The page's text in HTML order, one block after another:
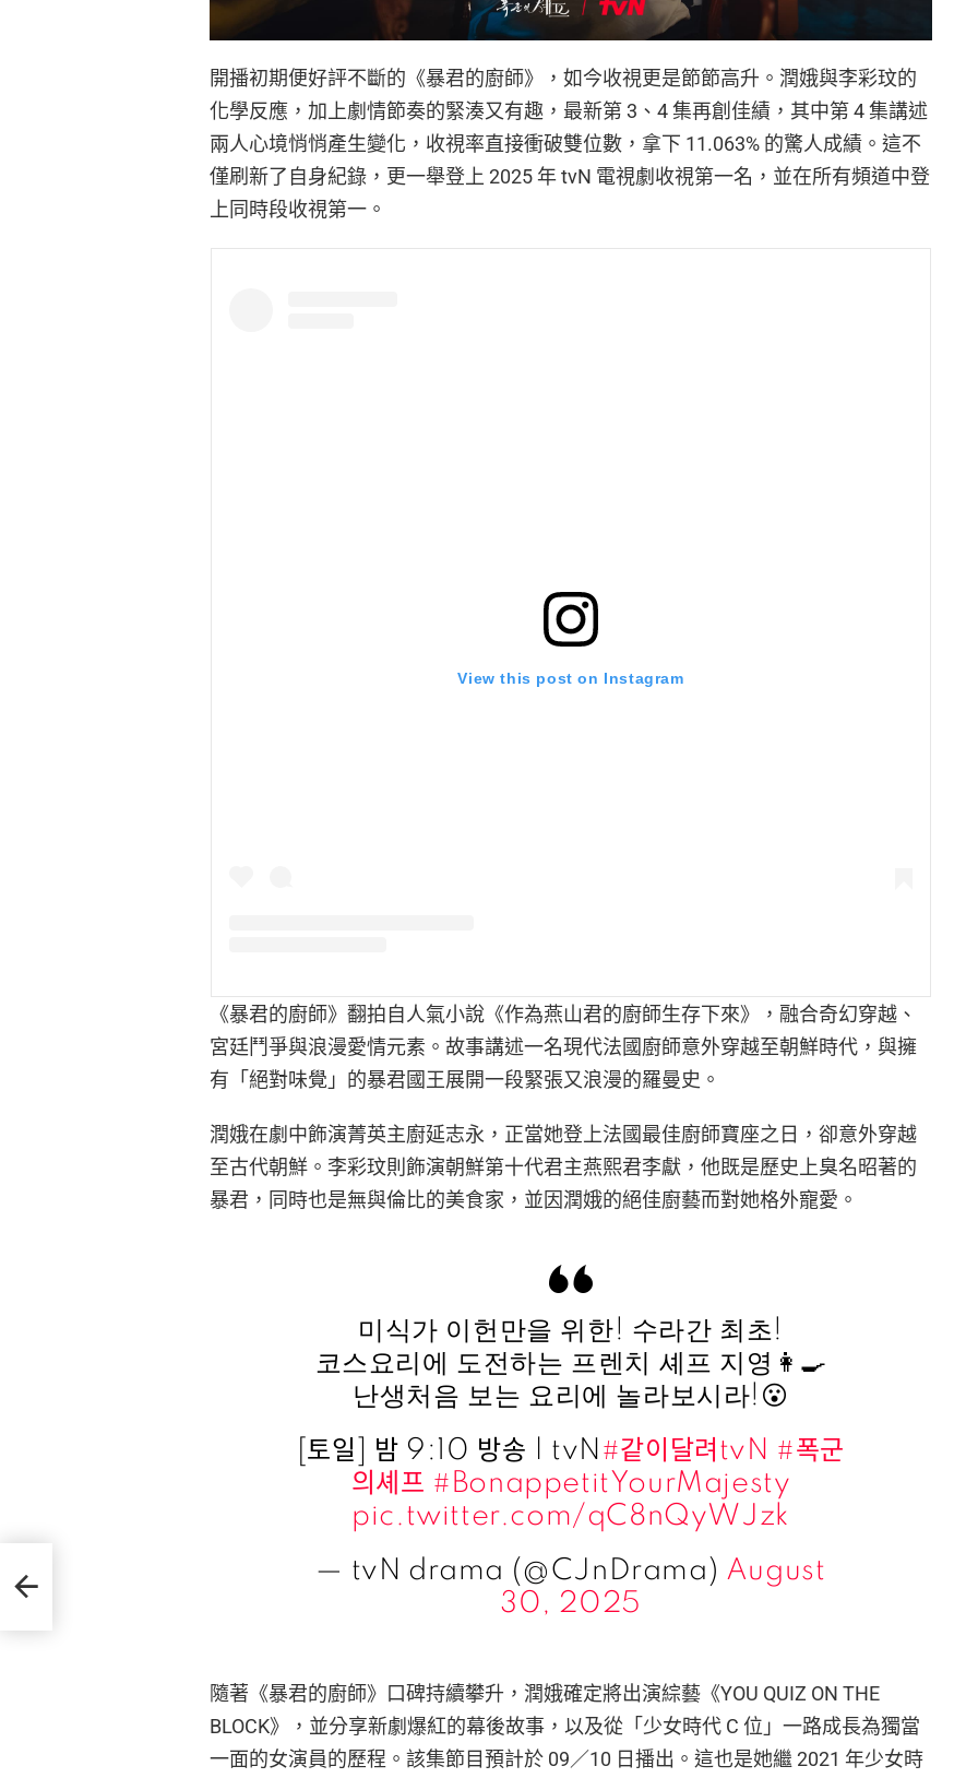
開播初期便好評不斷的《暴君的廚師》，如今收視更是節節高升。潤娥與李彩玟的
化學反應，加上劇情節奏的緊湊又有趣，最新第 3、4 集再創佳績，其中第 4 集講述
兩人心境悄悄產生變化，收視率直接衝破雙位數，拿下 11.063% 的驚人成績。這不
僅刷新了自身紀錄，更一舉登上 2025 年 tvN 電視劇收視第一名，並在所有頻道中登
上同時段收視第一。
View this post on Instagram
《暴君的廚師》翻拍自人氣小說《作為燕山君的廚師生存下來》，融合奇幻穿越、
宮廷鬥爭與浪漫愛情元素。故事講述一名現代法國廚師意外穿越至朝鮮時代，與擁
有「絕對味覺」的暴君國王展開一段緊張又浪漫的羅曼史。
潤娥在劇中飾演菁英主廚延志永，正當她登上法國最佳廚師寶座之日，卻意外穿越
至古代朝鮮。李彩玟則飾演朝鮮第十代君主燕熙君李獻，他既是歷史上臭名昭著的
暴君，同時也是無與倫比的美食家，並因潤娥的絕佳廚藝而對她格外寵愛。
미식가 이헌만을 위한! 수라간 최초!
코스요리에 도전하는 프렌치 셰프 지영👩‍🍳
난생처음 보는 요리에 놀라보시라!😮
[토일] 밤 9:10 방송 | tvN #같이달려tvN #폭군
의셰프 #BonappetitYourMajesty
pic.twitter.com/qC8nQyWJzk
— tvN drama (@CJnDrama) August
30, 2025
隨著《暴君的廚師》口碑持續攀升，潤娥確定將出演綜藝《YOU QUIZ ON THE
BLOCK》，並分享新劇爆紅的幕後故事，以及從「少女時代 C 位」一路成長為獨當
一面的女演員的歷程。該集節目預計於 09／10 日播出。這也是她繼 2021 年少女時